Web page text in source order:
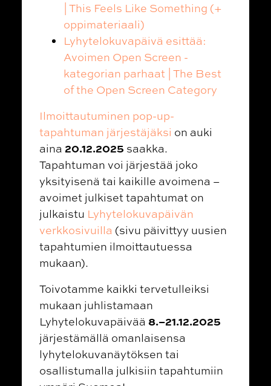
| This Feels Like Something (+
oppimateriaali)
Lyhytelokuvapäivä esittää:
Avoimen Open Screen -
kategorian parhaat | The Best
of the Open Screen Category
Ilmoittautuminen pop-up-
tapahtuman järjestäjäksi on auki
aina 20.12.2025 saakka.
Tapahtuman voi järjestää joko
yksityisenä tai kaikille avoimena –
avoimet julkiset tapahtumat on
julkaistu Lyhytelokuvapäivän
verkkosivuilla (sivu päivittyy uusien
tapahtumien ilmoittautuessa
mukaan).
Toivotamme kaikki tervetulleiksi
mukaan juhlistamaan
Lyhytelokuvapäivää 8.–21.12.2025
järjestämällä omanlaisensa
lyhytelokuvanäytöksen tai
osallistumalla julkisiin tapahtumiin